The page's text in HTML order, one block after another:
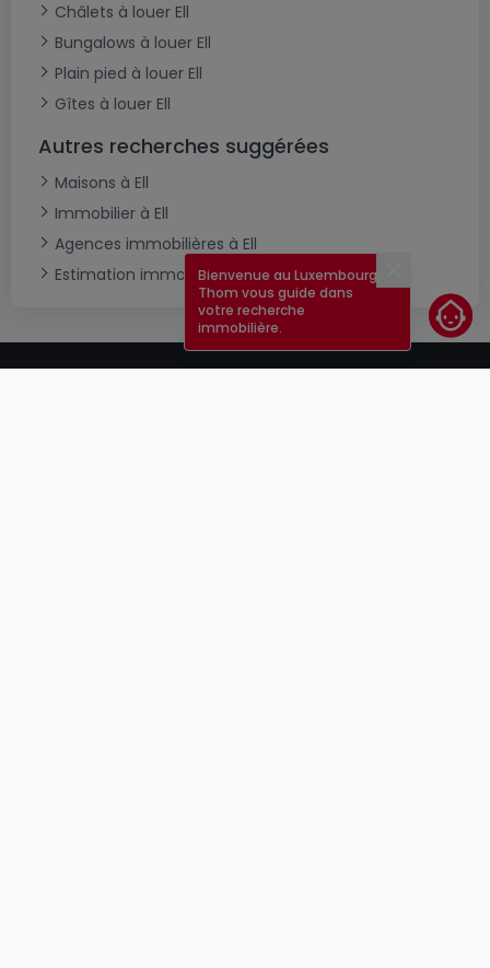
Châlets à louer Ell
Bungalows à louer Ell
Plain pied à louer Ell
Gîtes à louer Ell
Autres recherches suggérées
Maisons à Ell
Immobilier à Ell
Agences immobilières à Ell
Estimation immobilièreBienvenue au Luxembourg !
Thom vous guide dans
votre recherche
immobilière.